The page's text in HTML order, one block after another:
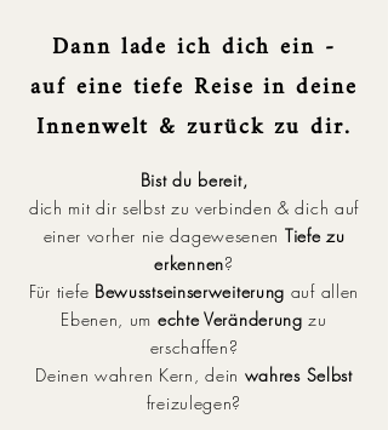
Dann lade ich dich ein -
auf eine tiefe Reise in deine
Innenwelt & zurück zu dir.
Bist du bereit,
dich mit dir selbst zu verbinden & dich auf
einer vorher nie dagewesenen Tiefe zu
erkennen?
Für tiefe Bewusstseinserweiterung auf allen
Ebenen, um echte Veränderung zu
erschaffen?
Deinen wahren Kern, dein wahres Selbst
freizulegen?